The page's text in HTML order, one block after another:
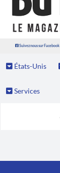
Suivez nous sur Facebook
États-Unis
Services